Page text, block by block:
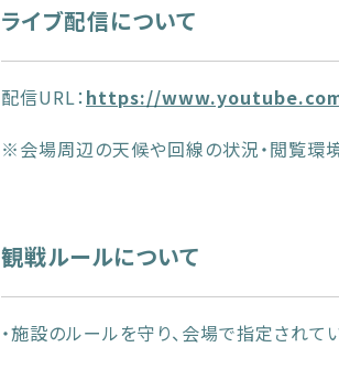
ライブ配信について
配信URL： https://
※会場周辺の天候や回線の状況・閲覧環境
観戦ルールについて
・施設のルールを守り、会場で指定されて